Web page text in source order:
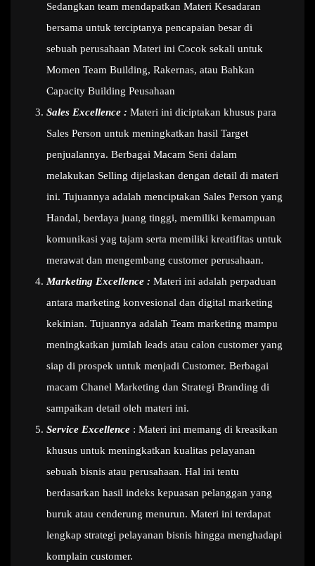
Sedangkan team mendapatkan Materi Kesadaran
bersama untuk terciptanya pencapaian besar di
sebuah perusahaan Materi ini Cocok sekali untuk
Momen Team Building, Rakernas, atau Bahkan
Capacity Building Peusahaan
Sales Excellence : Materi ini diciptakan khusus para
Sales Person untuk meningkatkan hasil Target
penjualannya. Berbagai Macam Seni dalam
melakukan Selling dijelaskan dengan detail di materi
ini. Tujuannya adalah menciptakan Sales Person yang
Handal, berdaya juang tinggi, memiliki kemampuan
komunikasi yag tajam serta memiliki kreatifitas untuk
merawat dan mengembang customer perusahaan.
Marketing Excellence : Materi ini adalah perpaduan
antara marketing konvesional dan digital marketing
kekinian. Tujuannya adalah Team marketing mampu
meningkatkan jumlah leads atau calon customer yang
siap di prospek untuk menjadi Customer. Berbagai
macam Chanel Marketing dan Strategi Branding di
sampaikan detail oleh materi ini.
Service Excellence : Materi ini memang di kreasikan
khusus untuk meningkatkan kualitas pelayanan
sebuah bisnis atau perusahaan. Hal ini tentu
berdasarkan hasil indeks kepuasan pelanggan yang
buruk atau cenderung menurun. Materi ini terdapat
lengkap strategi pelayanan bisnis hingga menghadapi
komplain customer.